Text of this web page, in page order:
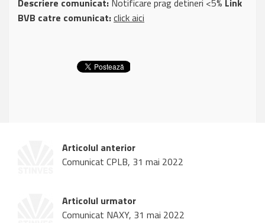
Descriere comunicat: Notificare prag detineri <5% Link
BVB catre comunicat:click aici
Articolul anterior
Comunicat CPLB, 31 mai 2022
Articolul urmator
Comunicat NAXY, 31 mai 2022